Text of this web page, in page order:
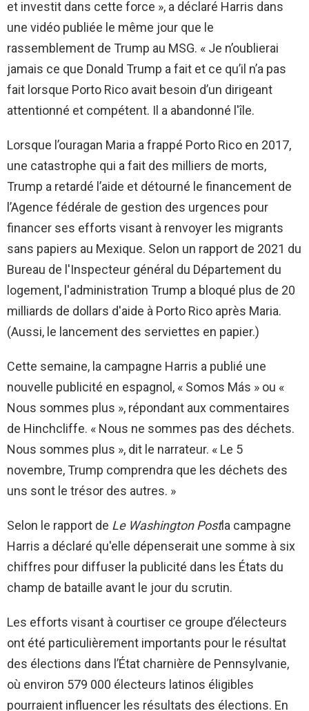
et investit dans cette force », a déclaré Harris dans
une vidéo publiée le même jour que le
rassemblement de Trump au MSG. « Je n’oublierai
jamais ce que Donald Trump a fait et ce qu’il n’a pas
fait lorsque Porto Rico avait besoin d’un dirigeant
attentionné et compétent. Il a abandonné l'île.
Lorsque l’ouragan Maria a frappé Porto Rico en 2017,
une catastrophe qui a fait des milliers de morts,
Trump a retardé l’aide et détourné le financement de
l’Agence fédérale de gestion des urgences pour
financer ses efforts visant à renvoyer les migrants
sans papiers au Mexique. Selon un rapport de 2021 du
Bureau de l'Inspecteur général du Département du
logement, l'administration Trump a bloqué plus de 20
milliards de dollars d'aide à Porto Rico après Maria.
(Aussi, le lancement des serviettes en papier.)
Cette semaine, la campagne Harris a publié une
nouvelle publicité en espagnol, « Somos Más » ou «
Nous sommes plus », répondant aux commentaires
de Hinchcliffe. « Nous ne sommes pas des déchets.
Nous sommes plus », dit le narrateur. « Le 5
novembre, Trump comprendra que les déchets des
uns sont le trésor des autres. »
Selon le rapport de Le Washington Postla campagne
Harris a déclaré qu'elle dépenserait une somme à six
chiffres pour diffuser la publicité dans les États du
champ de bataille avant le jour du scrutin.
Les efforts visant à courtiser ce groupe d’électeurs
ont été particulièrement importants pour le résultat
des élections dans l’État charnière de Pennsylvanie,
où environ 579 000 électeurs latinos éligibles
pourraient influencer les résultats des élections. En